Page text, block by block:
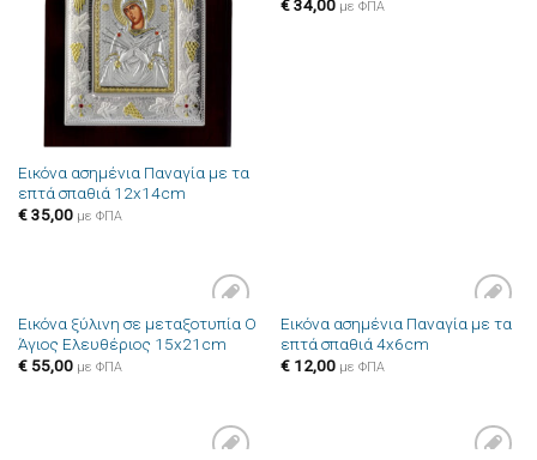
Εικόνα ασημένια Παναγία με τα
επτά σπαθιά 12x14cm
€35,00 με ΦΠΑ
€34,00 με ΦΠΑ
Πρόσθήκη
στην λίστα
Εικόνα ξύλινη σε μεταξοτυπία Ο
Άγιος Ελευθέριος 15x21cm
€55,00 με ΦΠΑ
Πρόσθήκη
Εικόνα ασημένια Παναγία με τα
επτά σπαθιά 4x6cm
€12,00 με ΦΠΑ